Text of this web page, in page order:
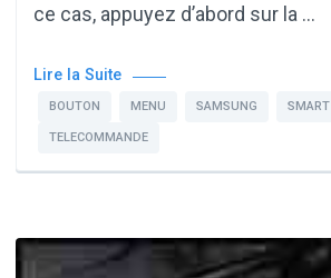
ce cas, appuyez d’abord sur la …
Lire la Suite
BOUTON MENU SAMSUNG SMART
TELECOMMANDE